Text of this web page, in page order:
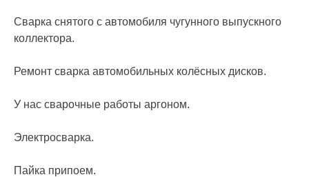
Сварка снятого с автомобиля чугунного выпускного
коллектора.
Ремонт сварка автомобильных колёсных дисков.
У нас сварочные работы аргоном.
Электросварка.
Пайка припоем.